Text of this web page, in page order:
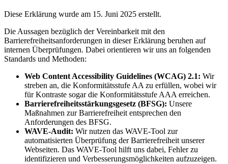
Diese Erklärung wurde am 15. Juni 2025 erstellt.
Die Aussagen bezüglich der Vereinbarkeit mit den
Barrierefreiheitsanforderungen in dieser Erklärung beruhen auf
internen Überprüfungen. Dabei orientieren wir uns an folgenden
Standards und Methoden:
Web Content Accessibility Guidelines (WCAG) 2.1: Wir
streben an, die Konformitätsstufe AA zu erfüllen, wobei wir
für Kontraste sogar die Konformitätsstufe AAA erreichen.
Barrierefreiheitsstärkungsgesetz (BFSG): Unsere
Maßnahmen zur Barrierefreiheit entsprechen den
Anforderungen des BFSG.
WAVE-Audit: Wir nutzen das WAVE-Tool zur
automatisierten Überprüfung der Barrierefreiheit unserer
Webseiten. Das WAVE-Tool hilft uns dabei, Fehler zu
identifizieren und Verbesserungsmöglichkeiten aufzuzeigen.